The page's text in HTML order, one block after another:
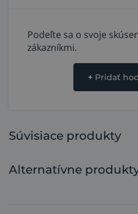
Podeľte sa o svoje
zákazníkmi.
+ Pridať
Súvisiace produkty
Alternatívne